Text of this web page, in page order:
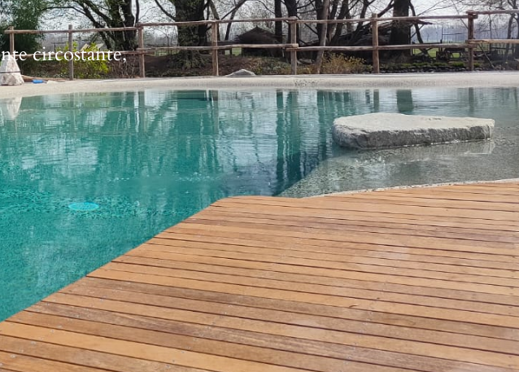
circostante,